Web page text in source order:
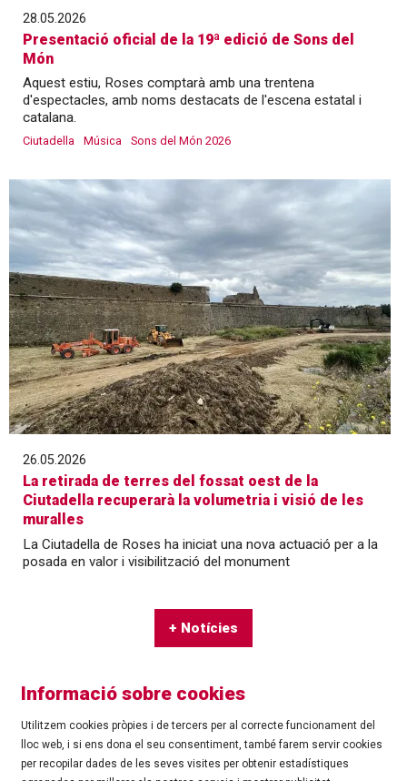
28.05.2026
Presentació oficial de la 19ª edició de Sons del
Món
Aquest estiu, Roses comptarà amb una trentena
d'espectacles, amb noms destacats de l'escena estatal i
catalana.
Ciutadella Música Sons del Món 2026
26.05.2026
La retirada de terres del fossat oest de la
Ciutadella recuperarà la volumetria i visió de les
muralles
La Ciutadella de Roses ha iniciat una nova actuació per a la
posada en valor i visibilització del monument
+ Notícies
Informació sobre cookies
Utilitzem cookies pròpies i de tercers per al correcte funcionament del
lloc web, i si ens dona el seu consentiment, també farem servir cookies
per recopilar dades de les seves visites per obtenir estadístiques